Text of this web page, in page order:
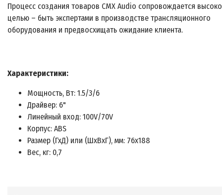
Процесс создания товаров CMX Audio сопровождается
целью – быть экспертами в производстве трансляционного
оборудования и предвосхищать ожидание клиента.
Характеристики:
Мощность, Вт: 1.5/3/6
Драйвер: 6"
Линейный вход: 100V/70V
Корпус: ABS
Размер (ГхД) или (ШхВхГ), мм: 76х188
Вес, кг: 0,7